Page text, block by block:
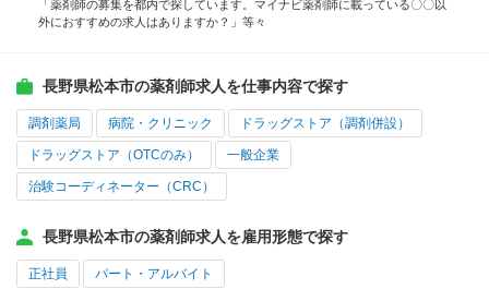
「薬剤師の募集を都内で探しています。マイナビ薬剤師に載っている〇〇以
外におすすめの求人はありますか？」等々
長野県松本市の薬剤師求人を仕事内容で探す
調剤薬局 病院・クリニック ドラッグストア（調剤併設）
ドラッグストア（OTCのみ） 一般企業
治験コーディネーター（CRC）
長野県松本市の薬剤師求人を雇用形態で探す
正社員 パート・アルバイト